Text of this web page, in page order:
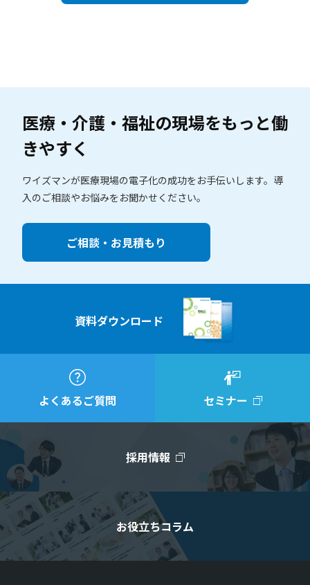
医療・介護・福祉の現場をもっと働
きやすく
ワイズマンが医療現場の電子化の成功をお手伝いします。 導
入のご相談やお悩みをお聞かせください。
ご相談・お見積もり
資料ダウンロード
よくあるご質問 セミナー
採用情報
お役立ちコラム